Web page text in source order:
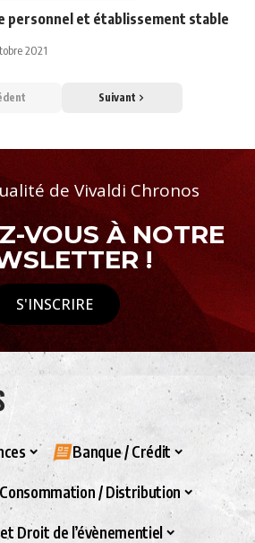
personnel et établissement stable
2021
Suivant
de Vivaldi Chronos
VOUS À NOTRE
!
S'INSCRIRE
Banque / Crédit
/ Distribution
Droit de l’évènementiel